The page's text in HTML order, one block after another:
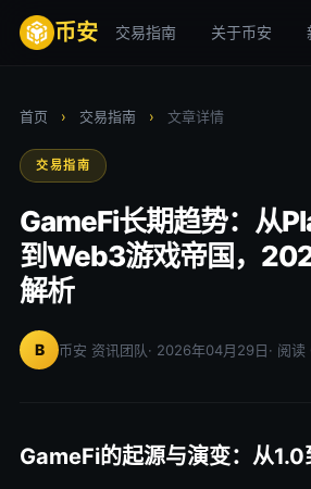
币安 交易指南 关于币安
首页 › 交易指南 › 文章详情
交易指南
GameFi长期趋势：从
到Web3游戏帝国，
解析
B 币安 资讯团队· 2026年04月29日· 阅
GameFi的起源与演变：从